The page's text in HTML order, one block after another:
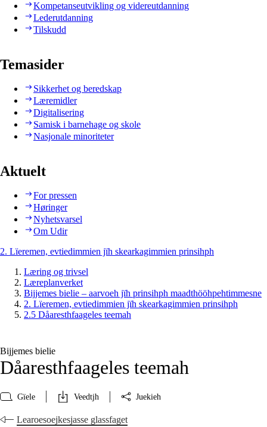
Kompetanseutvikling og videreutdanning
Lederutdanning
Tilskudd
Temasider
Sikkerhet og beredskap
Læremidler
Digitalisering
Samisk i barnehage og skole
Nasjonale minoriteter
Aktuelt
For pressen
Høringer
Nyhetsvarsel
Om Udir
2. Lïeremen, evtiedimmien jïh skearkagimmien prinsihph
Læring og trivsel
Læreplanverket
Bijjemes bielie – aarvoeh jïh prinsihph maadthööhpehtimmesne
2. Lïeremen, evtiedimmien jïh skearkagimmien prinsihph
2.5 Dåaresthfaageles teemah
Bijjemes bielie
Dåaresthfaageles teemah
Gïele Veedtjh Juekieh
Learoesoejkesjasse glassfaget